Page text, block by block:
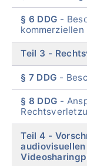
§ 6 DDG
kommerziellen
Teil 3
§ 7 DDG
§ 8 DDG
Teil 4